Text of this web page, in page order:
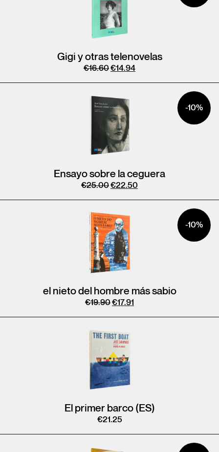
Gigi y otras telenovelas
€16.60€14.94
Ensayo sobre la ceguera
€25.00€22.50
-10%
el nieto del hombre más sabio
€19.90€17.91
-10%
El primer barco (ES)
€21.25